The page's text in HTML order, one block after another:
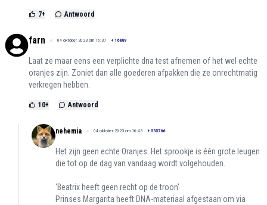
7+ Antwoord
farn 04 oktober 2023 om 16:37 + 16889
Laat ze maar eens een verplichte dna test afnemen of het wel echte
oranjes zijn. Zoniet dan alle goederen afpakken die ze onrechtmatig
verkregen hebben.
10+ Antwoord
nehemia 04 oktober 2023 om 16:43 + 535766
Het zijn geen echte Oranjes. Het sprookje is één grote leugen
die tot op de dag van vandaag wordt volgehouden.
'Beatrix heeft geen recht op de troon'
Prinses Margarita heeft DNA-materiaal afgestaan om via